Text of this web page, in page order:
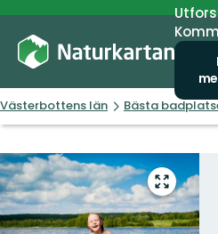
Västerbottens län Bästa
Gå
till